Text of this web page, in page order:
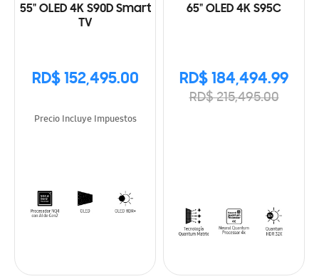
55" OLED 4K S90D Smart
TV
RD$ 152,495.00
Precio Incluye Impuestos
65" OLED 4K S95C
RD$ 184,494.99
RD$ 215,495.00